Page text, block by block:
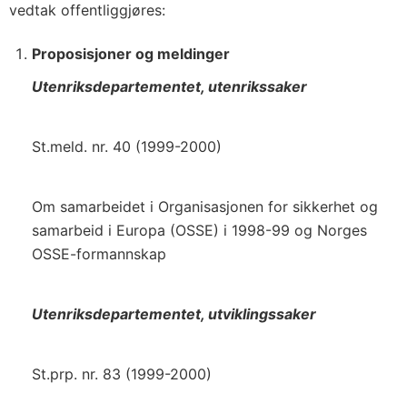
vedtak offentliggjøres:
Proposisjoner og meldinger
Utenriksdepartementet, utenrikssaker
St.meld. nr. 40 (1999-2000)
Om samarbeidet i Organisasjonen for sikkerhet og
samarbeid i Europa (OSSE) i 1998-99 og Norges
OSSE-formannskap
Utenriksdepartementet, utviklingssaker
St.prp. nr. 83 (1999-2000)